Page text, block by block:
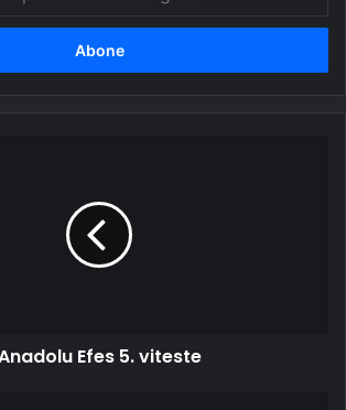
Efes 5. viteste